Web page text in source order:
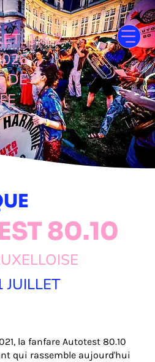
1 & 2
DE
80.10
JUILLET
la fanfare Autotest 80.10
qui rassemble aujourd'hui